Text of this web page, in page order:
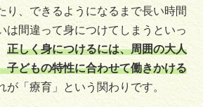
り、できるようになるまで長い時間
は間違って身につけてしまうといっ
正しく身につけるには、周囲の大人
子どもの特性に合わせて働きかける
が「療育」という関わりです。